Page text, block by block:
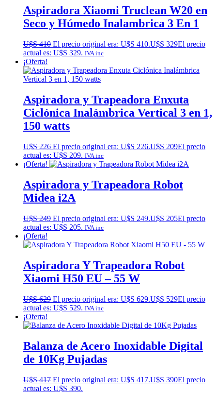
Aspiradora Xiaomi Truclean W20 en
Seco y Húmedo Inalambrica 3 En 1
U$S410 El precio original era: U$S 410.U$S 329El precio
actual es: U$S 329. IVA inc
¡Oferta!
Aspiradora y Trapeadora Enxuta
Ciclónica Inalámbrica Vertical 3 en 1,
150 watts
U$S226 El precio original era: U$S 226.U$S 209El precio
actual es: U$S 209. IVA inc
¡Oferta!
Aspiradora y Trapeadora Robot
Midea i2A
U$S249 El precio original era: U$S 249.U$S 205El precio
actual es: U$S 205. IVA inc
¡Oferta!
Aspiradora Y Trapeadora Robot
Xiaomi H50 EU – 55 W
U$S629 El precio original era: U$S 629.U$S 529El precio
actual es: U$S 529. IVA inc
¡Oferta!
Balanza de Acero Inoxidable Digital
de 10Kg Pujadas
U$S417 El precio original era: U$S 417.U$S 390El precio
actual es: U$S 390.